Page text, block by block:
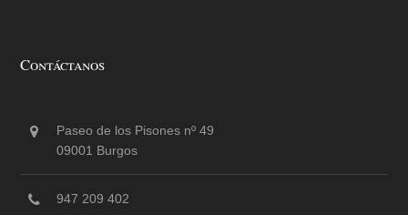
Contáctanos
Paseo de los Pisones nº 49
09001 Burgos
947 209 402